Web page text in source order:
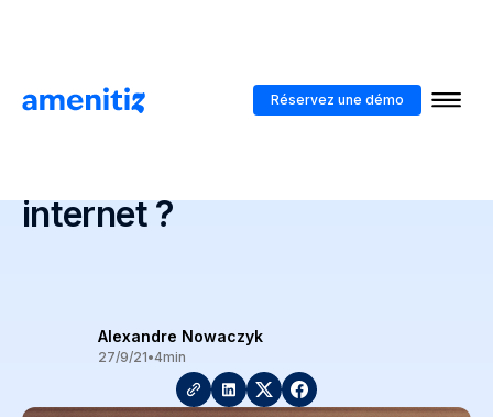
Réservez une démo
Pourquoi un hôtel doit-il
internet ?
Alexandre Nowaczyk
27/9/21•4min